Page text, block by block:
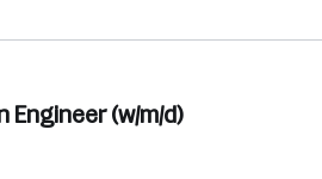
(w/m/d)